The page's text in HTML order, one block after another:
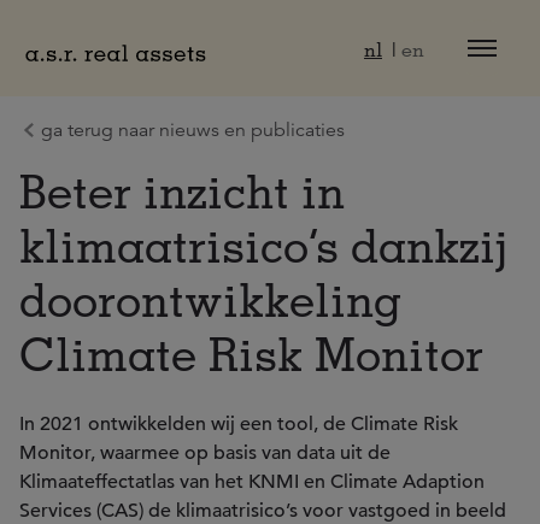
nl en
ga terug naar nieuws en publicaties
Beter inzicht in
klimaatrisico’s dankzij
doorontwikkeling
Climate Risk Monitor
In 2021 ontwikkelden wij een tool, de Climate Risk
Monitor, waarmee op basis van data uit de
Klimaateffectatlas van het KNMI en Climate Adaption
Services (CAS) de klimaatrisico’s voor vastgoed in beeld